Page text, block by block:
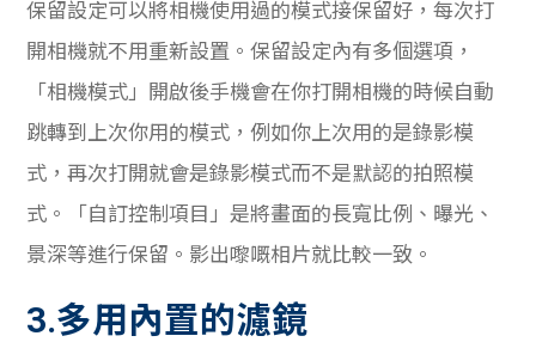
保留設定可以將相機使用過的模式接保留好，每次打
開相機就不用重新設置。保留設定內有多個選項，
「相機模式」開啟後手機會在你打開相機的時候自動
跳轉到上次你用的模式，例如你上次用的是錄影模
式，再次打開就會是錄影模式而不是默認的拍照模
式。「自訂控制項目」是將畫面的長寬比例、曝光、
景深等進行保留。影出嚟嘅相片就比較一致。
3.多用內置的濾鏡